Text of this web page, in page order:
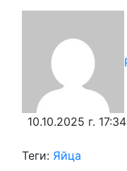
10.10.2025 г. 17:34
Теги: Яйца